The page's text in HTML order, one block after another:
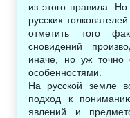
из этого правила.
русских
отметить того
сновидений
иначе, но уж точно
особенностями.
На русской земле
подход к
явлений и